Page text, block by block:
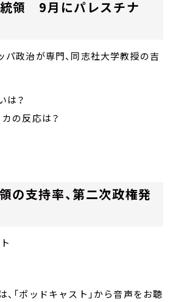
領 9月にパレスチナ
パ政治が専門、同志社大学教授の吉
は？
の反応は？
の支持率、第二次政権発
「ポッドキャスト」から音声をお聴